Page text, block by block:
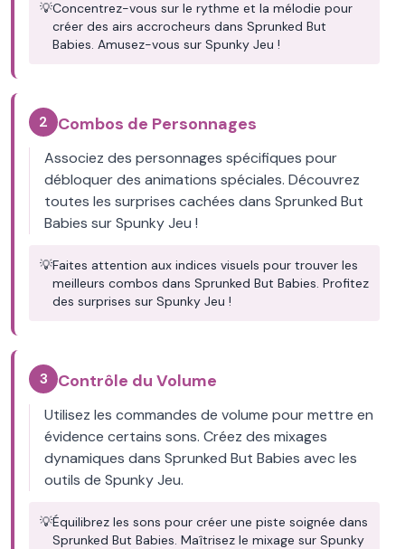
💡Concentrez-vous sur le rythme et la mélodie pour
créer des airs accrocheurs dans Sprunked But
Babies. Amusez-vous sur Spunky Jeu !
2 Combos de Personnages
Associez des personnages spécifiques pour
débloquer des animations spéciales. Découvrez
toutes les surprises cachées dans Sprunked But
Babies sur Spunky Jeu !
💡Faites attention aux indices visuels pour trouver les
meilleurs combos dans Sprunked But Babies. Profitez
des surprises sur Spunky Jeu !
3 Contrôle du Volume
Utilisez les commandes de volume pour mettre en
évidence certains sons. Créez des mixages
dynamiques dans Sprunked But Babies avec les
outils de Spunky Jeu.
💡Équilibrez les sons pour créer une piste soignée dans
Sprunked But Babies. Maîtrisez le mixage sur Spunky